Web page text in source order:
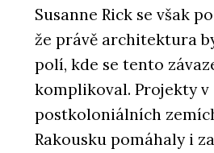
Susanne Rick se však
že právě architektura
polí, kde se tento
komplikoval. Projekty v
postkoloniálních
Rakousku pomáhaly i